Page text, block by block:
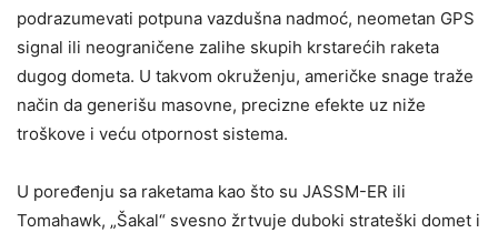
podrazumevati potpuna vazdušna nadmoć, neometan GPS
signal ili neograničene zalihe skupih krstarećih raketa
dugog dometa. U takvom okruženju, američke snage traže
način da generišu masovne, precizne efekte uz niže
troškove i veću otpornost sistema.
U poređenju sa raketama kao što su JASSM-ER ili
Tomahawk, „Šakal“ svesno žrtvuje duboki strateški domet i